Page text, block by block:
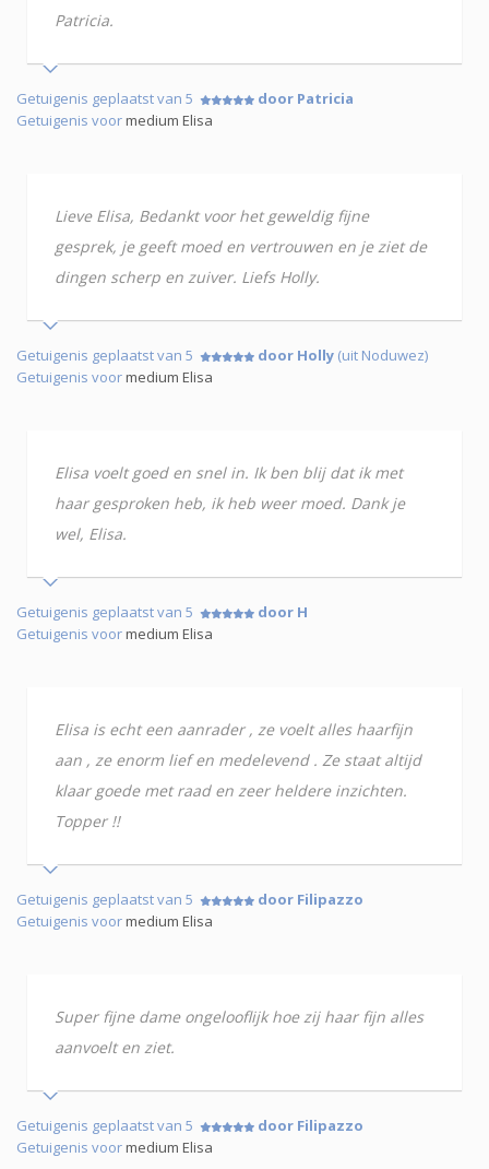
Patricia.
Getuigenis geplaatst van 5
door Patricia
Getuigenis voormedium Elisa
Lieve Elisa, Bedankt voor het geweldig fijne
gesprek, je geeft moed en vertrouwen en je ziet de
dingen scherp en zuiver. Liefs Holly.
Getuigenis geplaatst van 5 door Holly (uit Noduwez)
Getuigenis voormedium Elisa
Elisa voelt goed en snel in. Ik ben blij dat ik met
haar gesproken heb, ik heb weer moed. Dank je
wel, Elisa.
Getuigenis geplaatst van 5
door H
Getuigenis voormedium Elisa
Elisa is echt een aanrader , ze voelt alles haarfijn
aan , ze enorm lief en medelevend . Ze staat altijd
klaar goede met raad en zeer heldere inzichten.
Topper !!
Getuigenis geplaatst van 5
door Filipazzo
Getuigenis voormedium Elisa
Super fijne dame ongelooflijk hoe zij haar fijn alles
aanvoelt en ziet.
Getuigenis geplaatst van 5
door Filipazzo
Getuigenis voormedium Elisa